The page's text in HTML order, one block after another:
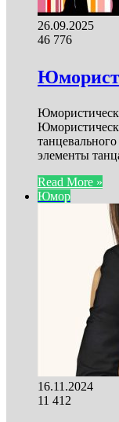
26.09.2025
46 776
элементы
Read More »
Юмор
16.11.2024
11 412